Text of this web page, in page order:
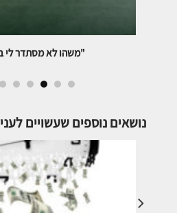
איך תדע אם רואה
נושאים נוספים שעשויים